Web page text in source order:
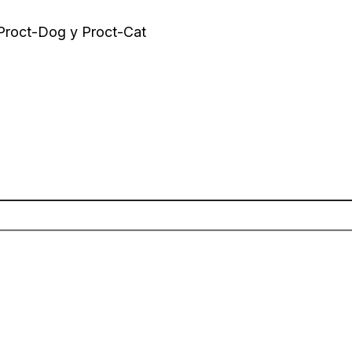
Dog y Proct-Cat